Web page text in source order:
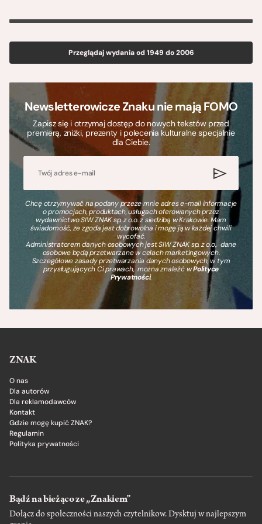
Przeglądaj wydania od 1949 do 2006
Newsletterowicze Znaku nie mają FOMO
Zapisz się i otrzymaj dostęp do nowych tekstów przed
premierą, zniżki, prezenty i polecenia kulturalne specjalnie
dla Ciebie.
Chcę otrzymywać na podany przeze mnie adres e-mail informacje
o promocjach, produktach, usługach oferowanych przez
wydawnictwo SIW ZNAK sp. z o.o. z siedzibą w Krakowie. Mam
świadomość, że zgoda jest dobrowolna i mogę ją w każdej chwili
wycofać.
Administratorem danych osobowych jest SIW ZNAK sp. z o.o., dane
osobowe będą przetwarzane w celach marketingowych.
Szczegółowe zasady przetwarzania danych osobowych, w tym
przysługujących Ci prawach, można znaleźć wPolityce
Prywatności.
ZNAK
O nas
Dla autorów
Dla reklamodawców
Kontakt
Gdzie mogę kupić ZNAK?
Regulamin
Polityka prywatności
Bądź na bieżąco ze „Znakiem”
Dołącz do społeczności naszych czytelnikow. Dysktuj w najlepszym